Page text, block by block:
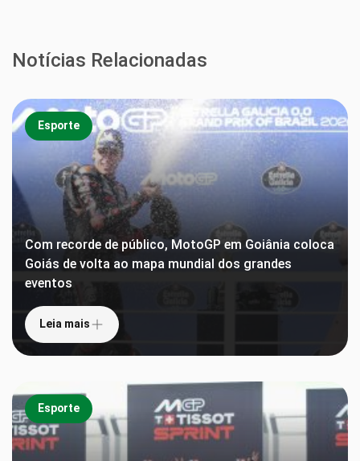
Notícias Relacionadas
Esporte
Com recorde de público, MotoGP em Goiânia coloca
Goiás de volta ao mapa mundial dos grandes
eventos
Leia mais
Esporte